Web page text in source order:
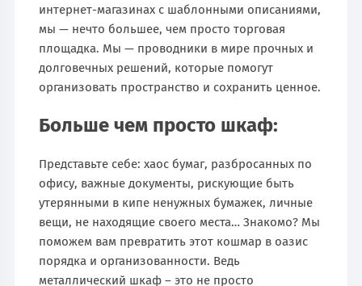
интернет-магазинах с шаблонными описаниями,
мы — нечто большее, чем просто торговая
площадка. Мы — проводники в мире прочных и
долговечных решений, которые помогут
организовать пространство и сохранить ценное.
Больше чем просто шкаф:
Представьте себе: хаос бумаг, разбросанных по
офису, важные документы, рискующие быть
утерянными в кипе ненужных бумажек, личные
вещи, не находящие своего места… Знакомо? Мы
поможем вам превратить этот кошмар в оазис
порядка и организованности. Ведь
металлический шкаф – это не просто